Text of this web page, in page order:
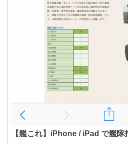
【艦これ】iPhone / iPad で艦隊